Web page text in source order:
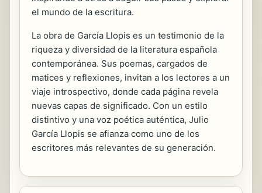
el mundo de la escritura.
La obra de García Llopis es un testimonio de la
riqueza y diversidad de la literatura española
contemporánea. Sus poemas, cargados de
matices y reflexiones, invitan a los lectores a un
viaje introspectivo, donde cada página revela
nuevas capas de significado. Con un estilo
distintivo y una voz poética auténtica, Julio
García Llopis se afianza como uno de los
escritores más relevantes de su generación.